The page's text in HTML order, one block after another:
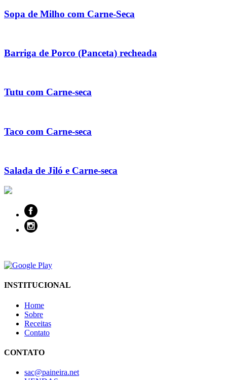
Sopa de Milho com Carne-Seca
Barriga de Porco (Panceta) recheada
Tutu com Carne-seca
Taco com Carne-seca
Salada de Jiló e Carne-seca
INSTITUCIONAL
Home
Sobre
Receitas
Contato
CONTATO
sac@paineira.net